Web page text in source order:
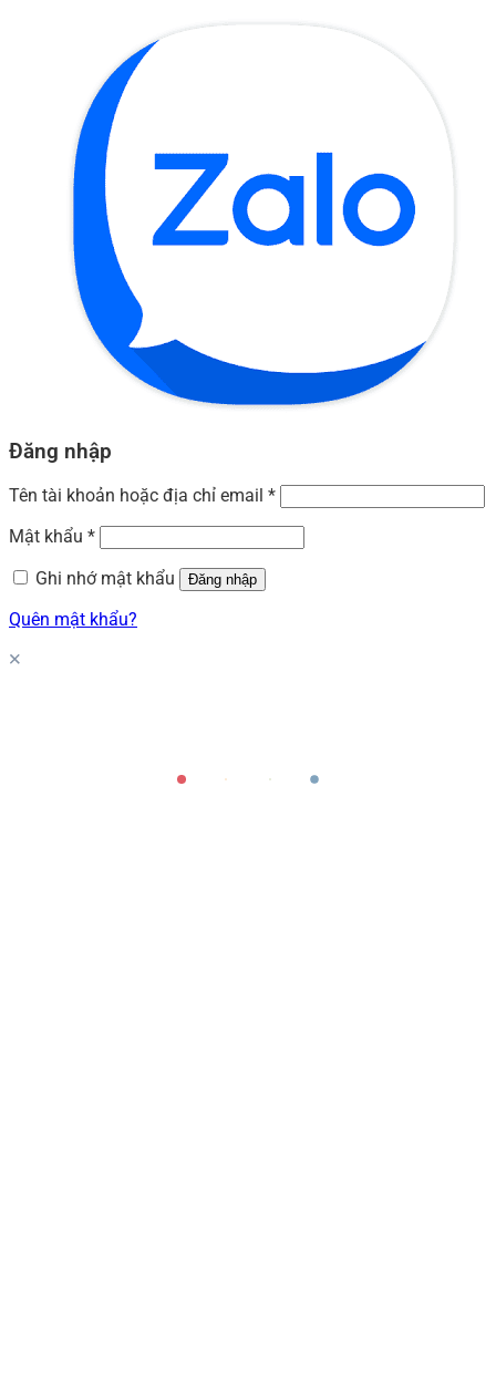
Đăng nhập
Tên tài khoản hoặc địa chỉ email *
Mật khẩu *
Ghi nhớ mật khẩu
Đăng nhập
Quên mật khẩu?